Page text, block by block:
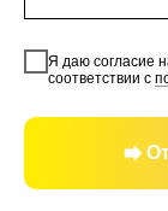
Я даю согласие
соответствии с